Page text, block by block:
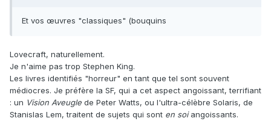
Et vos œuvres "classiques" (bouquins
Lovecraft, naturellement.
Je n'aime pas trop Stephen King.
Les livres identifiés "horreur" en tant que tel sont souvent
médiocres. Je préfère la SF, qui a cet aspect angoissant, terrifiant
: un Vision Aveugle de Peter Watts, ou l'ultra-célèbre Solaris, de
Stanislas Lem, traitent de sujets qui sont en soiangoissants.